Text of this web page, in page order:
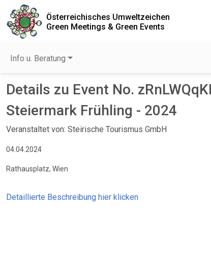
Österreichisches Umweltzeichen
Green Meetings & Green Events
Info u. Beratung
Details zu Event No.
Steiermark Frühling - 2024
Veranstaltet von: Steirische Tourismus GmbH
04.04.2024
Rathausplatz, Wien
Detaillierte Beschreibung hier klicken